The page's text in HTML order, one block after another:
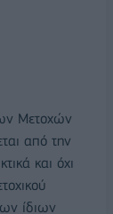
Μετοχών
από την
και όχι
ίδιων